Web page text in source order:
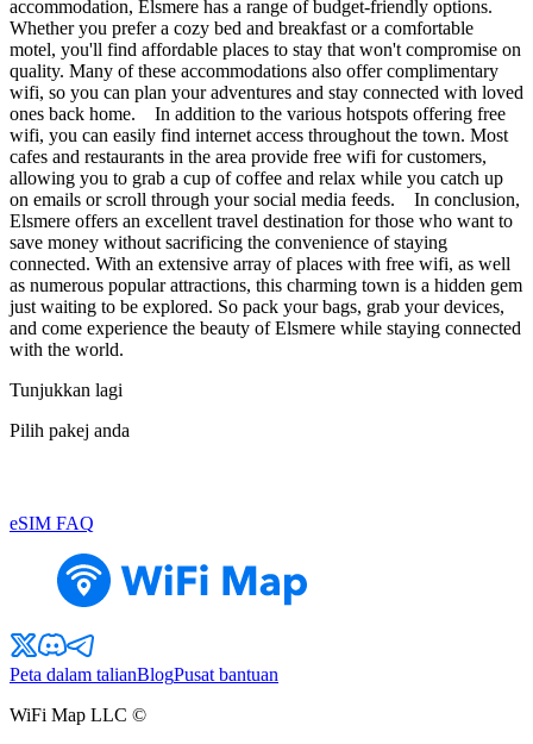
accommodation, Elsmere has a range of budget-friendly options.
Whether you prefer a cozy bed and breakfast or a comfortable
motel, you'll find affordable places to stay that won't compromise on
quality. Many of these accommodations also offer complimentary
wifi, so you can plan your adventures and stay connected with loved
ones back home. In addition to the various hotspots offering free
wifi, you can easily find internet access throughout the town. Most
cafes and restaurants in the area provide free wifi for customers,
allowing you to grab a cup of coffee and relax while you catch up
on emails or scroll through your social media feeds. In conclusion,
Elsmere offers an excellent travel destination for those who want to
save money without sacrificing the convenience of staying
connected. With an extensive array of places with free wifi, as well
as numerous popular attractions, this charming town is a hidden gem
just waiting to be explored. So pack your bags, grab your devices,
and come experience the beauty of Elsmere while staying connected
with the world.
Tunjukkan lagi
Pilih pakej anda
eSIM FAQ
Peta dalam talianBlogPusat bantuan
WiFi Map LLC ©